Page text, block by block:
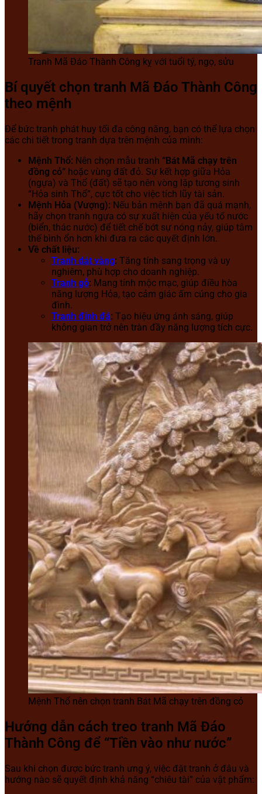
Tranh Mã Đáo Thành Công kỵ với tuổi tý, ngọ, sửu
Bí quyết chọn tranh Mã Đáo Thành Công
theo mệnh
Để bức tranh phát huy tối đa công năng, bạn có thể lựa chọn
các chi tiết trong tranh dựa trên mệnh của mình:
Mệnh Thổ: Nên chọn mẫu tranh “Bát Mã chạy trên
đồng cỏ” hoặc vùng đất đỏ. Sự kết hợp giữa Hỏa
(ngựa) và Thổ (đất) sẽ tạo nên vòng lặp tương sinh
“Hỏa sinh Thổ”, cực tốt cho việc tích lũy tài sản.
Mệnh Hỏa (Vượng): Nếu bản mệnh bạn đã quá mạnh,
hãy chọn tranh ngựa có sự xuất hiện của yếu tố nước
(biển, thác nước) để tiết chế bớt sự nóng nảy, giúp tâm
thế bình ổn hơn khi đưa ra các quyết định lớn.
Về chất liệu:
Tranh dát vàng: Tăng tính sang trọng và uy
nghiêm, phù hợp cho doanh nghiệp.
Tranh gỗ: Mang tính mộc mạc, giúp điều hòa
năng lượng Hỏa, tạo cảm giác ấm cúng cho gia
đình.
Tranh đính đá: Tạo hiệu ứng ánh sáng, giúp
không gian trở nên tràn đầy năng lượng tích cực.
Mệnh Thổ nên chọn tranh Bát Mã chạy trên đồng cỏ
Hướng dẫn cách treo tranh Mã Đáo
Thành Công để “Tiền vào như nước”
Sau khi chọn được bức tranh ưng ý, việc đặt tranh ở đâu và
hướng nào sẽ quyết định khả năng “chiêu tài” của vật phẩm: